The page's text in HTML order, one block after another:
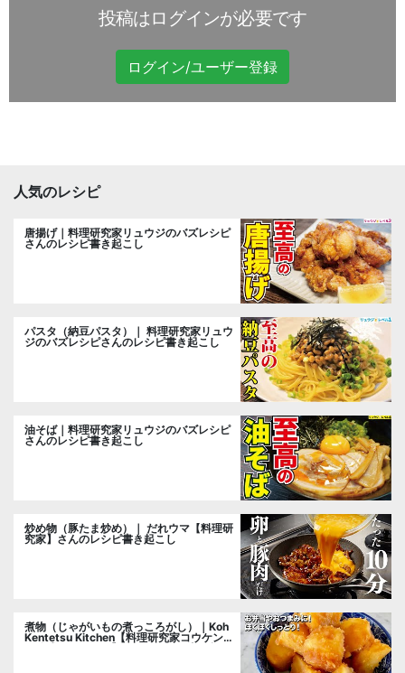
投稿はログインが必要です
ログイン/ユーザー登録
人気のレシピ
唐揚げ｜料理研究家リュウジのバズレシピ
さんのレシピ書き起こし
パスタ（納豆パスタ）｜ 料理研究家リュウ
ジのバズレシピさんのレシピ書き起こし
油そば｜料理研究家リュウジのバズレシピ
さんのレシピ書き起こし
炒め物（豚たま炒め）｜ だれウマ【料理研
究家】さんのレシピ書き起こし
煮物（じゃがいもの煮っころがし）｜Koh
Kentetsu Kitchen【料理研究家コウケンテ